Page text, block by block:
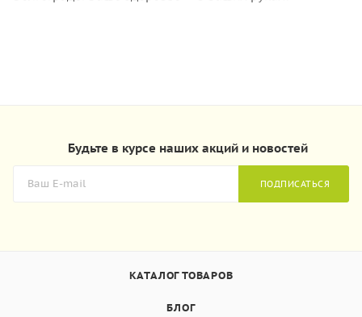
Будьте в курсе наших акций и новостей
ПОДПИСАТЬСЯ
КАТАЛОГ ТОВАРОВ
БЛОГ